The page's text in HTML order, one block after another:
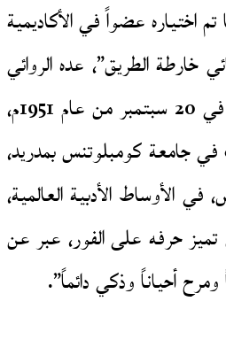
إبداعاً، وعندما تم اختياره عضواً في الأكاديمية
خارطة الطريق”، عده الروائي
الإسباني “إدواردو ميندوزا” أفضل كاتب في إسبانيا، وبأنه الكاتب الذي وصف الشخصيات الإنسانية كأفضل ما يكون”، ولد خافيير مارياس في 20 سبتمبر من عام 1951م،
في جامعة كومبلوتنس بمدريد،
الأوساط الأدبية العالمية،
حرفه على الفور، عبر عن
أحياناً وذكي دائماً”.